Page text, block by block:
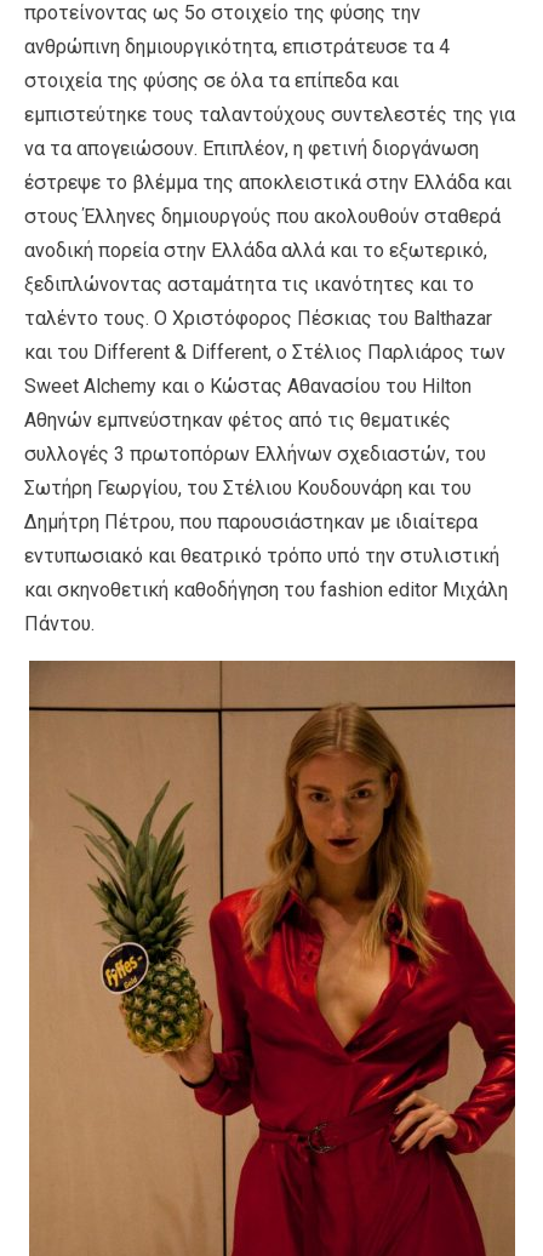
προτείνοντας ως 5ο στοιχείο της φύσης την
ανθρώπινη δημιουργικότητα, επιστράτευσε τα 4
στοιχεία της φύσης σε όλα τα επίπεδα και
εμπιστεύτηκε τους ταλαντούχους συντελεστές της για
να τα απογειώσουν. Επιπλέον, η φετινή διοργάνωση
έστρεψε το βλέμμα της αποκλειστικά στην Ελλάδα και
στους Έλληνες δημιουργούς που ακολουθούν σταθερά
ανοδική πορεία στην Ελλάδα αλλά και το εξωτερικό,
ξεδιπλώνοντας ασταμάτητα τις ικανότητες και το
ταλέντο τους. Ο Χριστόφορος Πέσκιας του Balthazar
και του Different & Different, ο Στέλιος Παρλιάρος των
Sweet Alchemy και o Κώστας Αθανασίου του Hilton
Aθηνών εμπνεύστηκαν φέτος από τις θεματικές
συλλογές 3 πρωτοπόρων Ελλήνων σχεδιαστών, του
Σωτήρη Γεωργίου, του Στέλιου Κουδουνάρη και του
Δημήτρη Πέτρου, που παρουσιάστηκαν με ιδιαίτερα
εντυπωσιακό και θεατρικό τρόπο υπό την στυλιστική
και σκηνοθετική καθοδήγηση του fashion editor Μιχάλη
Πάντου.